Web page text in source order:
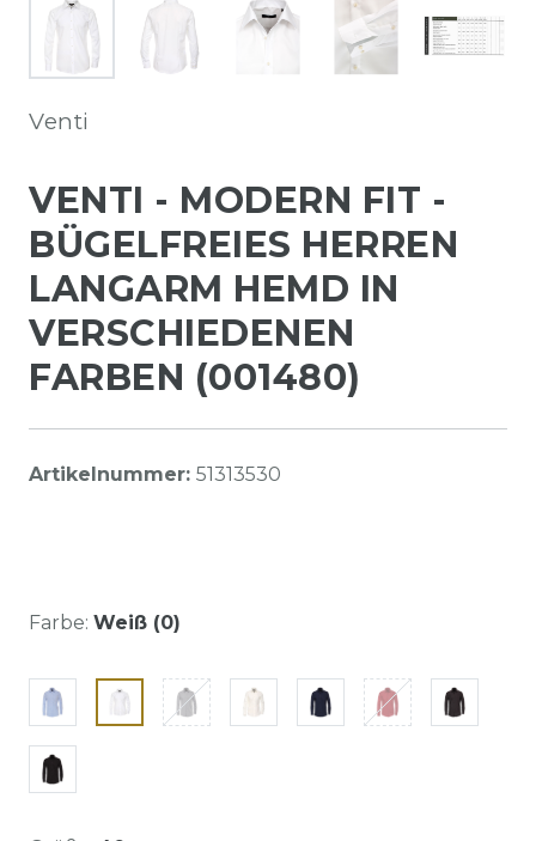
Venti
VENTI - MODERN FIT -
BÜGELFREIES HERREN
LANGARM HEMD IN
VERSCHIEDENEN
FARBEN (001480)
Artikelnummer: 51313530
Farbe: Weiß (0)